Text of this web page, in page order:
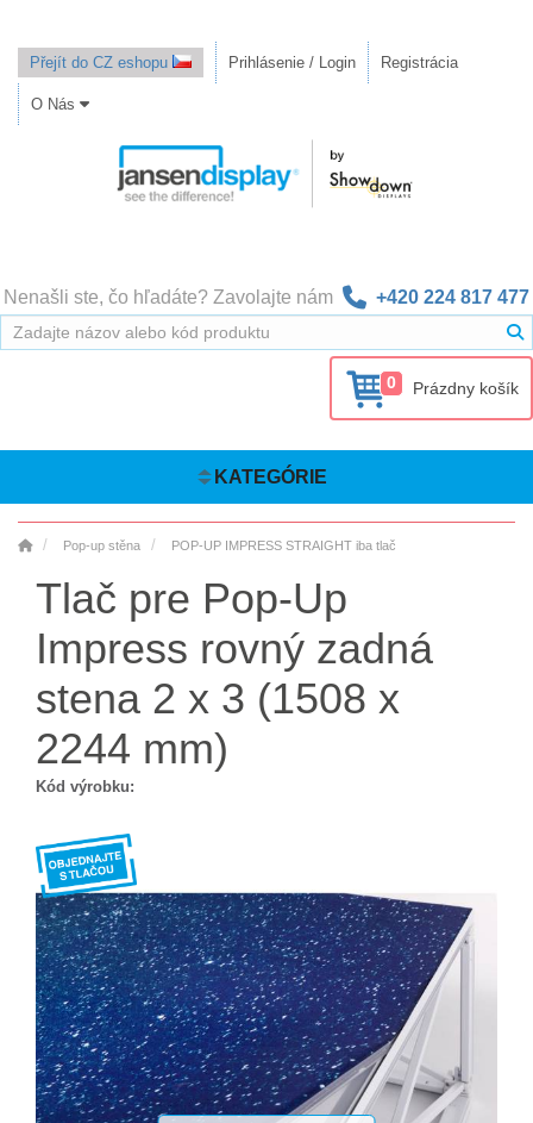
Přejít do CZ eshopu Prihlásenie / Login Registrácia
O Nás
Nenašli ste, čo hľadáte? Zavolajte nám +420 224 817 477
0 Prázdny košík
KATEGÓRIE
Pop-up stěna POP-UP IMPRESS STRAIGHT iba tlač
Tlač pre Pop-Up
Impress rovný zadná
stena 2 x 3 (1508 x
2244 mm)
Kód výrobku: